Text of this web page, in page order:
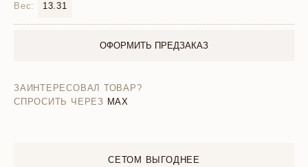
Вес: 13.31
ОФОРМИТЬ ПРЕДЗАКАЗ
ЗАИНТЕРЕСОВАЛ ТОВАР?
СПРОСИТЬ ЧЕРЕЗ MAX
СЕТОМ ВЫГОДНЕЕ